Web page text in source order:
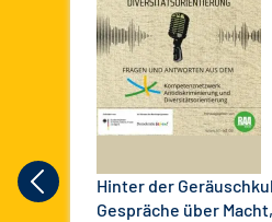
Hinter der
Gespräche über Macht,